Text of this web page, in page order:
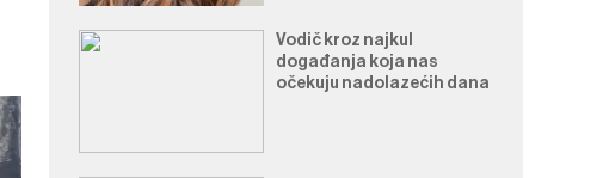
Vodič kroz najkul
događanja koja nas
očekuju nadolazećih dana